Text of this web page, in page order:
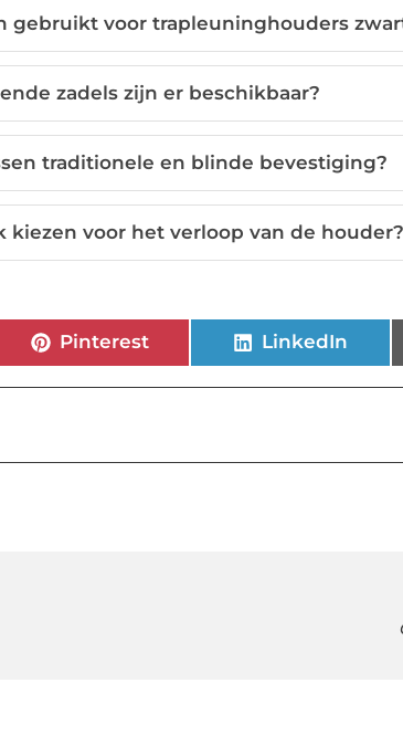
gebruikt voor trapleuninghouders
zadels zijn er beschikbaar?
traditionele en blinde bevestiging?
kiezen voor het verloop van de houder?
Pinterest LinkedIn